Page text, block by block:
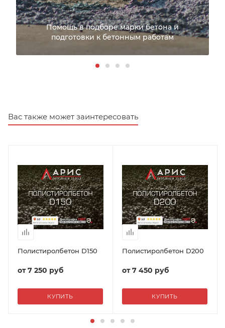
Помощь в подборе марки бетона и
подготовки к бетонным работам
Вас также может заинтересовать
Полистиролбетон D150
от7 250 руб
КУПИТЬ
Полистиролбетон D200
от7 450 руб
КУПИТЬ